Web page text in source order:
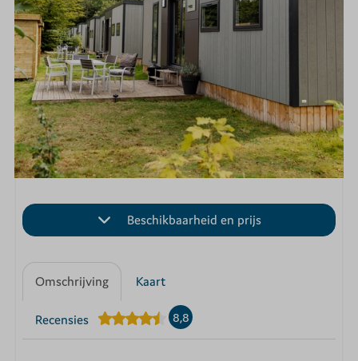
Beschikbaarheid en prijs
Omschrijving Kaart
Recensies 8,8